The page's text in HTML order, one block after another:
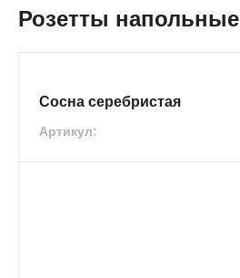
Розетты напольные
Сосна серебристая
Артикул: